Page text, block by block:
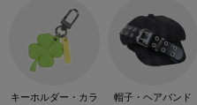
キーホルダー・カラ
帽子・ヘアバンド